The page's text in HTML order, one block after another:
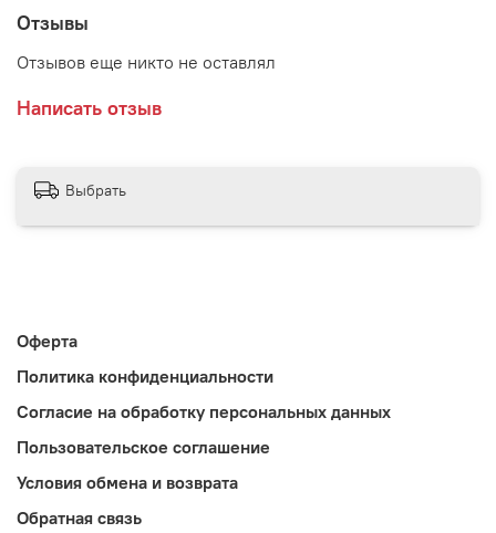
Отзывы
Отзывов еще никто не оставлял
Написать отзыв
Выбрать
Оферта
Политика конфиденциальности
Согласие на обработку персональных данных
Пользовательское соглашение
Условия обмена и возврата
Обратная связь